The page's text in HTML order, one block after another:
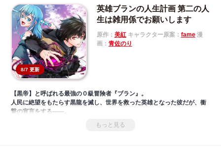
8/7 更新
英雄ブランの人生計画 第二の人
生は雑用係でお願いします
原作： 美紅キャラクター原案： fame漫
画： 青佐のり
【黒帝】と呼ばれる最強の０級冒険者『ブラン』。
人民に絶望をもたらす黒龍を滅し、世界を救った英雄となった彼だが、衝
撃の宣言をする――。
元最強冒険者となり≪雑用依頼≫を受けながら、新たな人生を歩み始めた
もっと見る